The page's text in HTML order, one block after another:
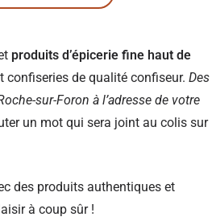
produits d’épicerie fine haut de
confiseries de qualité confiseur. Des
sur-Foron à l’adresse de votre
un mot qui sera joint au colis sur
des produits authentiques et
à coup sûr !